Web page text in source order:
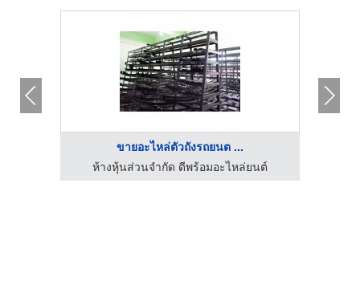
ขายอะไหล่ตัวถังรถยนต ...
ห้างหุ้นส่วนจำกัด ดีพร้อมอะไหล่ยนต์